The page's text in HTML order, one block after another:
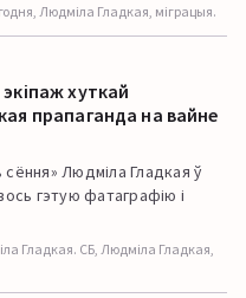
Людміла Гладкая, міграцыя.
хуткай
прапаганда на вайне
Людміла Гладкая ў
гэтую фатаграфію і
Гладкая. СБ, Людміла Гладкая,